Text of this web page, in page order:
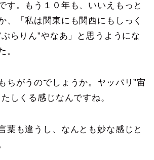
す。もう１０年も、いいえもっと
、「私は関東にも関西にもしっく
らりん”やなあ」と思うようにな
。
ちがうのでしょうか。ヤッパリ”宙
しくる感じなんですね。
葉も違うし、なんとも妙な感じと